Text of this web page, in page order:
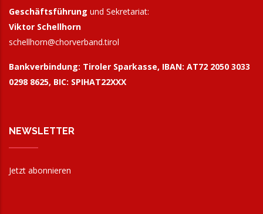
Geschäftsführung und Sekretariat:
Viktor Schellhorn
schellhorn@chorverband.tirol
Bankverbindung: Tiroler Sparkasse, IBAN: AT72 2050 3033
0298 8625, BIC: SPIHAT22XXX
NEWSLETTER
Jetzt abonnieren